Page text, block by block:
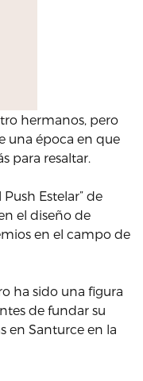
hermanos, pero
una época en que
para resaltar.
Estelar” de
el diseño de
en el campo de
ha sido una figura
de fundar su
en Santurce en la